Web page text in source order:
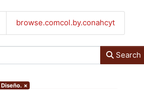
browse.comcol.by.conahcyt
Search
×